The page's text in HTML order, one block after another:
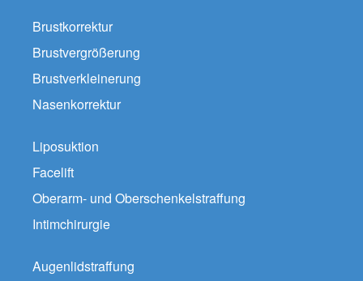
Brustkorrektur
Brustvergrößerung
Brustverkleinerung
Nasenkorrektur
Liposuktion
Facelift
Oberarm- und Oberschenkelstraffung
Intimchirurgie
Augenlidstraffung